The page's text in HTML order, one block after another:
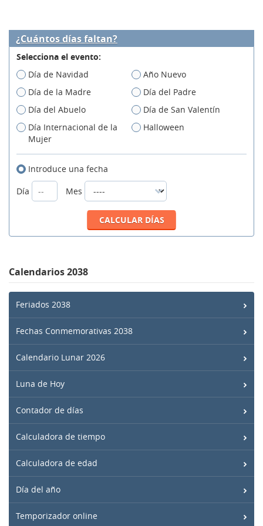
¿Cuántos días faltan?
Selecciona el evento:
Día de Navidad
Año Nuevo
Día de la Madre
Día del Padre
Día del Abuelo
Día de San Valentín
Día Internacional de la
Mujer
Halloween
Introduce una fecha
Día
Mes
Calendarios 2038
Feriados 2038
Fechas Conmemorativas 2038
Calendario Lunar 2026
Luna de Hoy
Contador de días
Calculadora de tiempo
Calculadora de edad
Día del año
Temporizador online